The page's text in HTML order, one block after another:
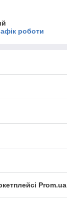
роботи
Prom.ua